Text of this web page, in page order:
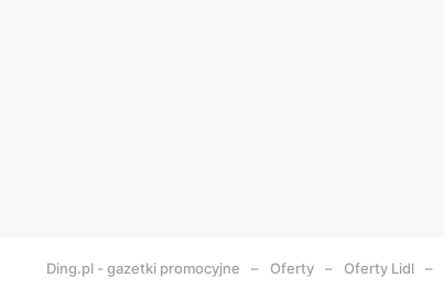
Ding.pl - gazetki promocyjne Oferty Oferty Lidl